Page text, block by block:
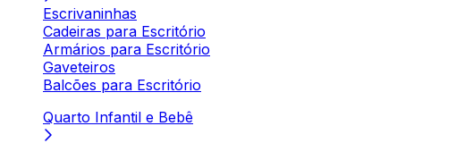
Escrivaninhas
Cadeiras para Escritório
Armários para Escritório
Gaveteiros
Balcões para Escritório
Quarto Infantil e Bebê